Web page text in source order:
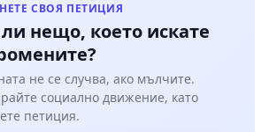
СВОЯ ПЕТИЦИЯ
нещо, което искате
не се случва, ако мълчите.
социално движение, като
петиция.